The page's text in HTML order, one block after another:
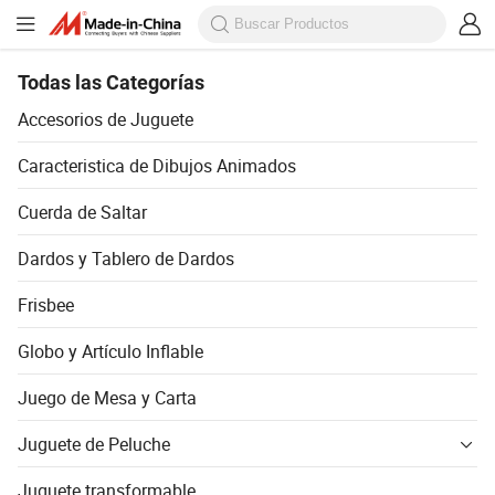
Todas las Categorías
Accesorios de Juguete
Caracteristica de Dibujos Animados
Cuerda de Saltar
Dardos y Tablero de Dardos
Frisbee
Globo y Artículo Inflable
Juego de Mesa y Carta
Juguete de Peluche